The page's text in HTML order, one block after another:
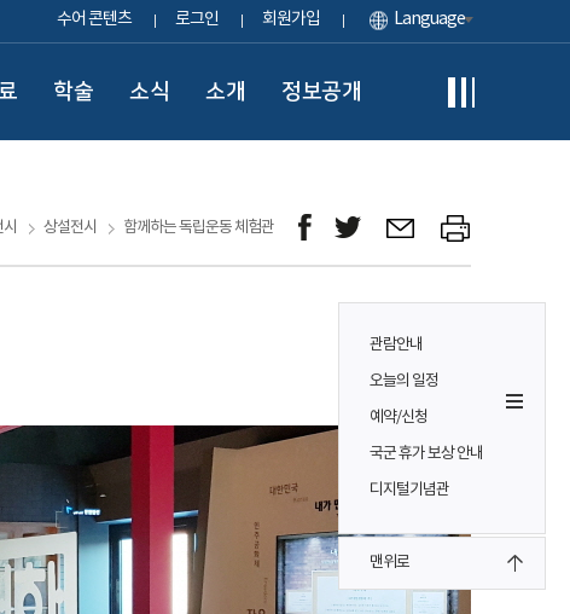
수어 콘텐츠 로그인 회원가입 Language
학술 소식 소개 정보공개
관람안내
오늘의 일정
예약/신청
국군 휴가 보상 안내
디지털기념관
맨위로
상설전시 함께하는 독립운동 체험관